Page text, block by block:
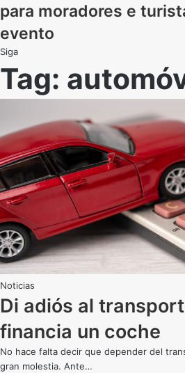
para moradores e
evento
Siga
Tag:
Noticias
Di adiós al
financia un coche
No hace falta decir que depender del
gran molestia. Ante…